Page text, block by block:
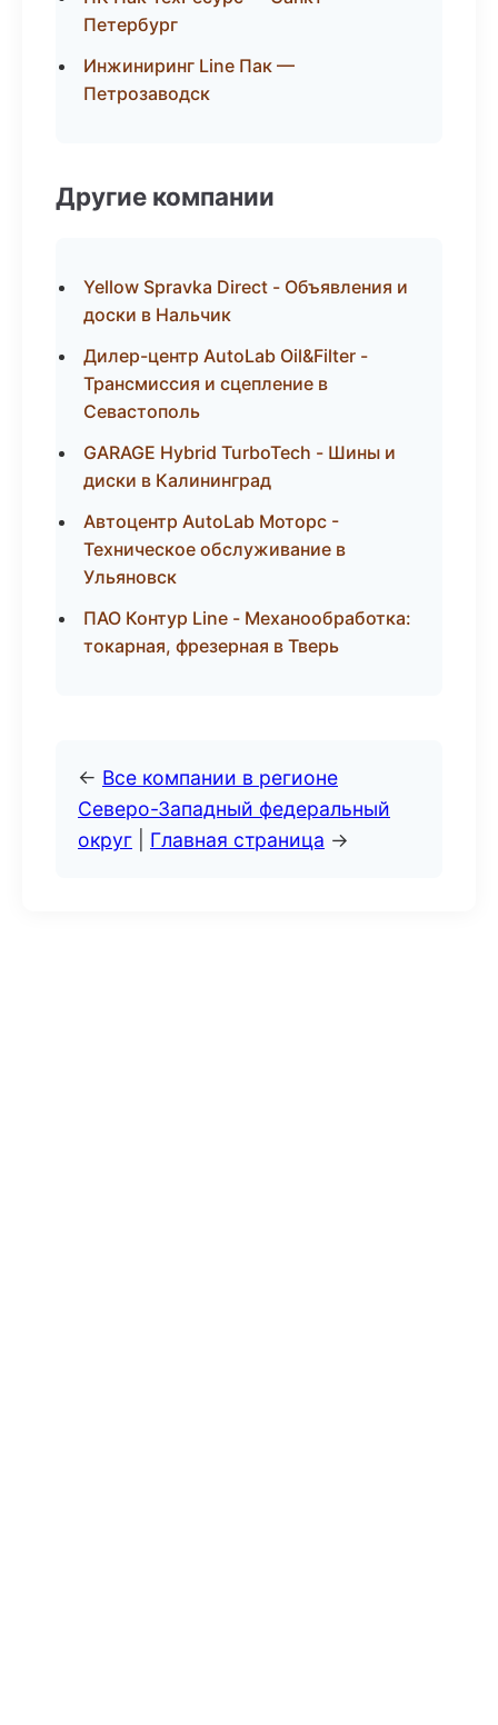
Петербург
Инжиниринг Line Пак —
Петрозаводск
Другие компании
Yellow Spravka Direct - Объявления и
доски в Нальчик
Дилер-центр AutoLab Oil&Filter -
Трансмиссия и сцепление в
Севастополь
GARAGE Hybrid TurboTech - Шины и
диски в Калининград
Автоцентр AutoLab Моторс -
Техническое обслуживание в
Ульяновск
ПАО Контур Line - Механообработка:
токарная, фрезерная в Тверь
← Все компании в регионе
Северо-Западный федеральный
округ
Главная страница →